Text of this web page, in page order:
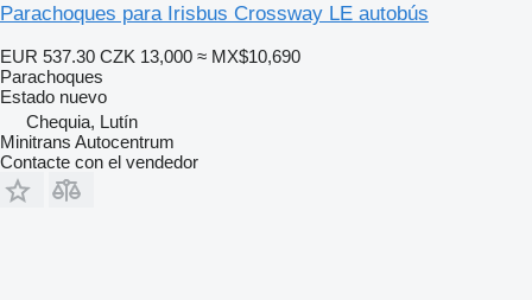
Parachoques para Irisbus Crossway LE autobús
EUR 537.30 CZK 13,000 ≈ MX$10,690
Parachoques
Estado nuevo
Chequia, Lutín
Minitrans Autocentrum
Contacte con el vendedor